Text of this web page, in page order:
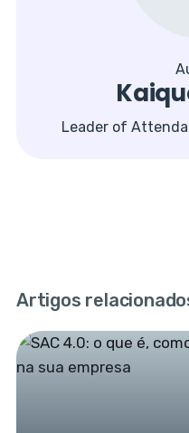
Leader of
Artigos